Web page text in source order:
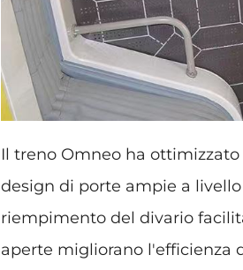
Il treno Omneo ha
design di porte ampie a
riempimento del divario
aperte migliorano l'efficienza